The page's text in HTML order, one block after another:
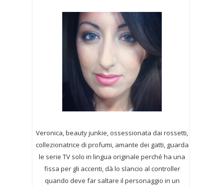
Veronica, beauty junkie, ossessionata dai rossetti,
collezionatrice di profumi, amante dei gatti, guarda
le serie TV solo in lingua originale perché ha una
fissa per gli accenti, dà lo slancio al controller
quando deve far saltare il personaggio in un